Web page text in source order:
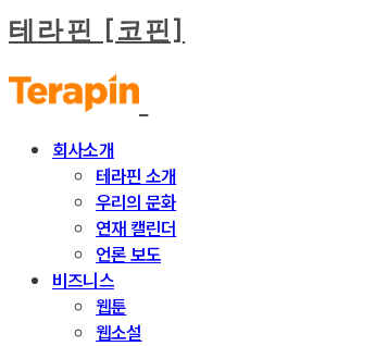
테라핀 [코핀]
회사소개
테라핀 소개
우리의 문화
연재 캘린더
언론 보도
비즈니스
웹툰
웹소설